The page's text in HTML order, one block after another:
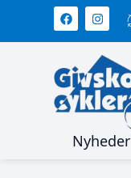
Nyheder